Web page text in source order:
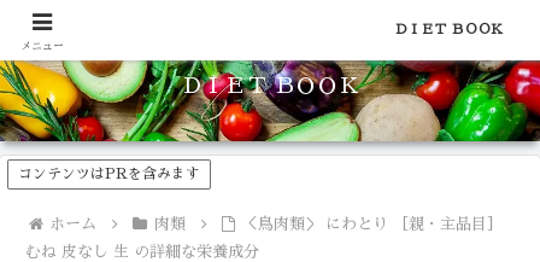
食品のカロリーや糖質などの栄養素がわかる！健康やダイエットに
ＤＩＥＴ ＢＯＯＫ
コンテンツはPRを含みます
ホーム 肉類
＜鳥肉類＞ にわとり ［親・主品目］
むね 皮なし 生 の詳細な栄養成分
メニュー
ＤＩＥＴ ＢＯＯＫ